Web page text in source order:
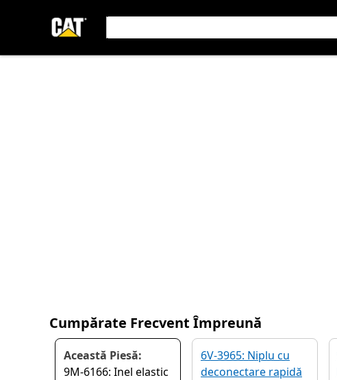
Cumpărate Frecvent Împreună
Această Piesă:
9M-6166: Inel elastic
6V-3965: Niplu cu
deconectare rapidă